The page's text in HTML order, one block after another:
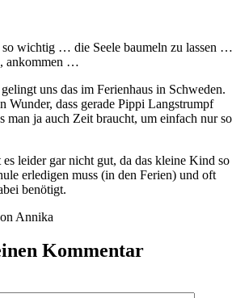
wichtig … die Seele baumeln zu lassen …
ankommen …
uns das im Ferienhaus in Schweden.
Wunder, dass gerade Pippi Langstrumpf
man ja auch Zeit braucht, um einfach nur so
es leider gar nicht gut, da das kleine Kind so
erledigen muss (in den Ferien) und oft
benötigt.
Annika
Kommentar